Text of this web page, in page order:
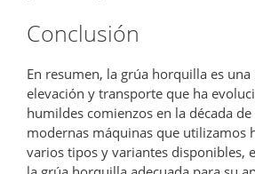
Conclusión
En resumen, la grúa horquilla es
elevación y transporte que ha
humildes comienzos en la década
modernas máquinas que utilizamos
varios tipos y variantes disponibles,